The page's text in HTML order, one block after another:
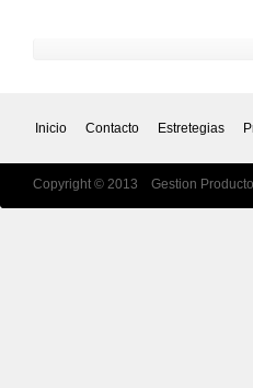
Inicio Contacto Estretegias
Copyright © 2013 Gestion